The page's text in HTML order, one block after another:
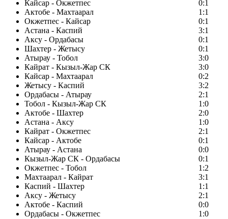
Кайсар - Окжетпес
0:1
Актобе - Махтаарал
1:1
Окжетпес - Кайсар
0:1
Астана - Каспий
3:1
Аксу - Ордабасы
0:1
Шахтер - Жетысу
0:1
Атырау - Тобол
3:0
Кайрат - Кызыл-Жар СК
3:0
Кайсар - Махтаарал
0:2
Жетысу - Каспий
3:2
Ордабасы - Атырау
2:1
Тобол - Кызыл-Жар СК
1:0
Актобе - Шахтер
2:0
Астана - Аксу
1:0
Кайрат - Окжетпес
2:1
Кайсар - Актобе
0:1
Атырау - Астана
0:0
Кызыл-Жар СК - Ордабасы
0:1
Окжетпес - Тобол
1:2
Махтаарал - Кайрат
3:1
Каспий - Шахтер
1:1
Аксу - Жетысу
2:1
Актобе - Каспий
0:0
Ордабасы - Окжетпес
1:0